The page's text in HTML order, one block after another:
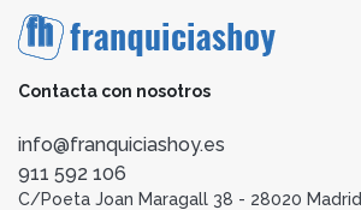
Contacta con nosotros
info@franquiciashoy.es
911 592 106
C/Poeta Joan Maragall 38 - 28020 Madrid